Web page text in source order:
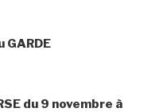
GARDE
du 9 novembre à